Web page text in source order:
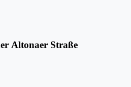
Altonaer Straße